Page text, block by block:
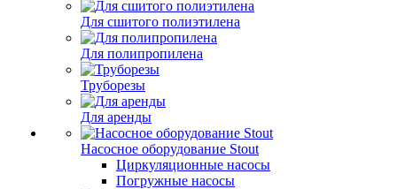
Для сшитого полиэтилена
Для полипропилена
Труборезы
Для аренды
Насосное оборудование Stout
Циркуляционные насосы
Погружные насосы